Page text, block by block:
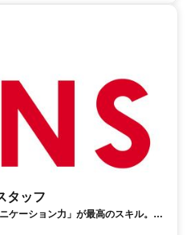
タッフ
ケーション力」が最高のスキル。未